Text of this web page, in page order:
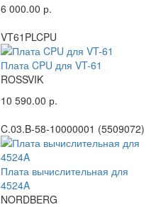
6 000.00 р.
VT61PLCPU
Плата CPU для VT-61
ROSSVIK
10 590.00 р.
C.03.B-58-10000001 (5509072)
Плата вычислительная для
4524A
NORDBERG